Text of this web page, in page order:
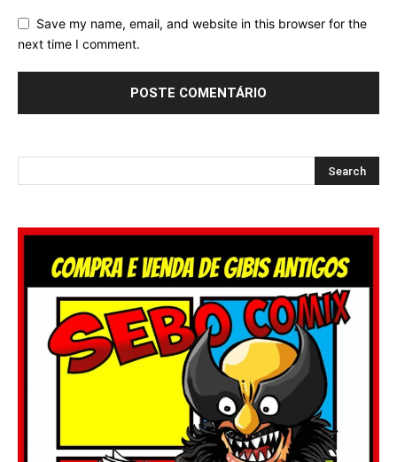
Save my name, email, and website in this browser for the
next time I comment.